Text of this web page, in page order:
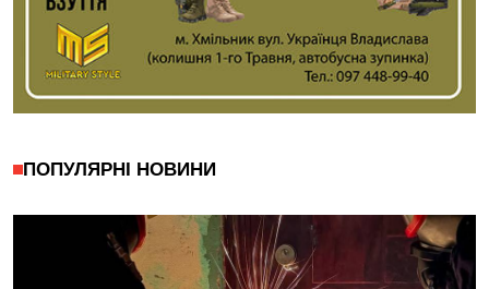
ПОПУЛЯРНІ НОВИНИ